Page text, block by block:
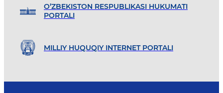
O’ZBEKISTON RESPUBLIKASI HUKUMATI
PORTALI
MILLIY HUQUQIY INTERNET PORTALI